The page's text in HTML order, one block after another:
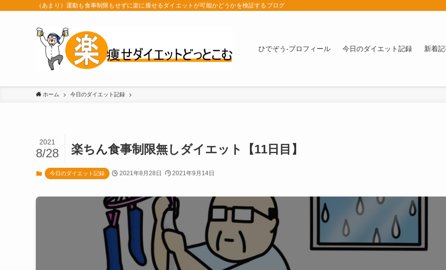
（あまり）運動も食事制限もせずに楽に痩せるダイエットが可能かどうかを検証するブログ
ひでぞう-プロフィール 今日のダイエット記録 新着
ホーム 今日のダイエット記録
楽ちん食事制限無しダイエット【11日目】
2021
8/28
今日のダイエット記録 2021年8月28日 2021年9月14日